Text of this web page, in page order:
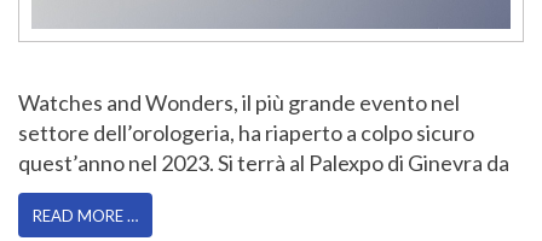
Watches and Wonders, il più grande evento nel
settore dell’orologeria, ha riaperto a colpo sicuro
quest’anno nel 2023. Si terrà al Palexpo di Ginevra da
READ MORE …